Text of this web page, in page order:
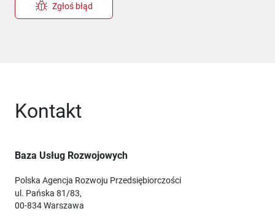
Zgłoś błąd
Kontakt
Baza Usług Rozwojowych
Polska Agencja Rozwoju Przedsiębiorczości
ul. Pańska 81/83,
00-834 Warszawa